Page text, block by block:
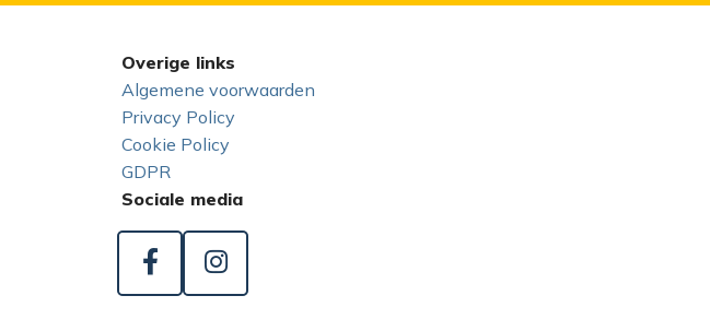
Overige links
Algemene voorwaarden
Privacy Policy
Cookie Policy
GDPR
Sociale media